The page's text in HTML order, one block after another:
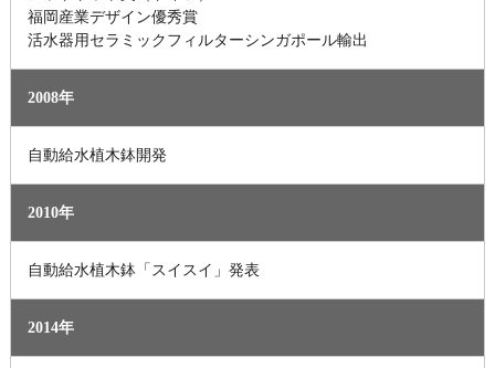
福岡産業デザイン優秀賞
活水器用セラミックフィルターシンガポール輸出
2008年
自動給水植木鉢開発
2010年
自動給水植木鉢「スイスイ」発表
2014年